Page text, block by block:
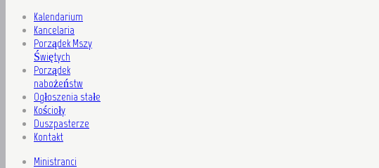
Kalendarium
Kancelaria
Porządek Mszy
Świętych
Porządek
nabożeństw
Ogłoszenia stałe
Kościoły
Duszpasterze
Kontakt
Ministranci